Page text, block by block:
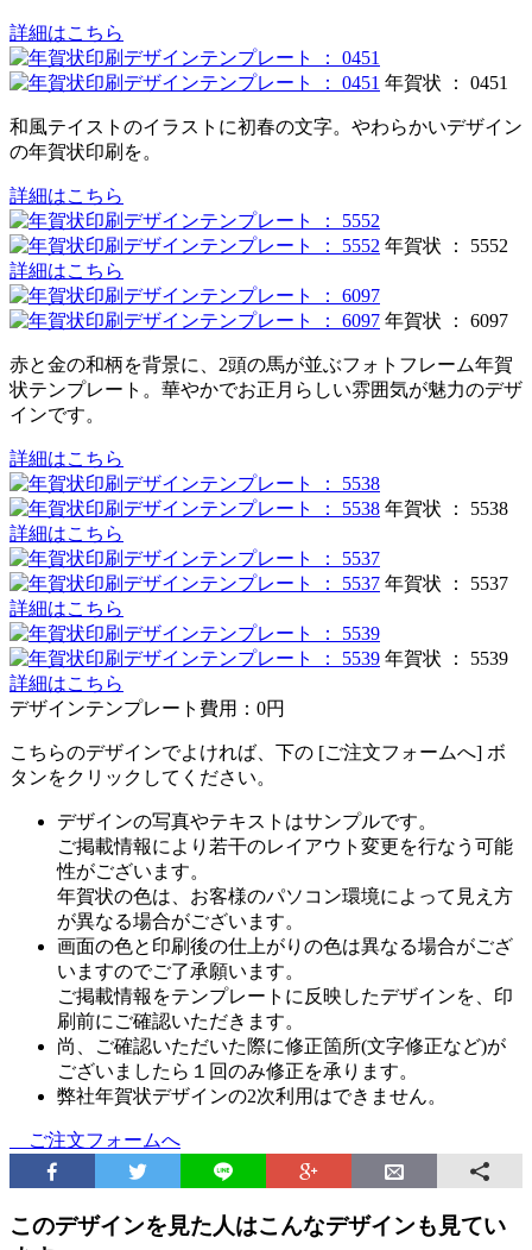
詳細はこちら
年賀状 ： 0451
和風テイストのイラストに初春の文字。やわらかいデザイン
の年賀状印刷を。
詳細はこちら
年賀状 ： 5552
詳細はこちら
年賀状 ： 6097
赤と金の和柄を背景に、2頭の馬が並ぶフォトフレーム年賀
状テンプレート。華やかでお正月らしい雰囲気が魅力のデザ
インです。
詳細はこちら
年賀状 ： 5538
詳細はこちら
年賀状 ： 5537
詳細はこちら
年賀状 ： 5539
詳細はこちら
デザインテンプレート費用： 0円
こちらのデザインでよければ、下の [ご注文フォームへ] ボ
タンをクリックしてください。
デザインの写真やテキストはサンプルです。
ご掲載情報により若干のレイアウト変更を行なう可能
性がございます。
年賀状の色は、お客様のパソコン環境によって見え方
が異なる場合がございます。
画面の色と印刷後の仕上がりの色は異なる場合がござ
いますのでご了承願います。
ご掲載情報をテンプレートに反映したデザインを、印
刷前にご確認いただきます。
尚、ご確認いただいた際に修正箇所(文字修正など)が
ございましたら１回のみ修正を承ります。
弊社年賀状デザインの2次利用はできません。
ご注文フォームへ
このデザインを見た人はこんなデザインも見てい